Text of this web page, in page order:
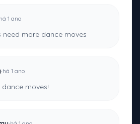
há 1 ano
need more dance moves
·há 1 ano
moves!